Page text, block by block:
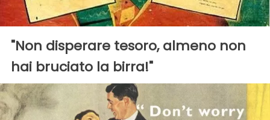
"Non disperare tesoro, almeno non
hai bruciato la birra!"